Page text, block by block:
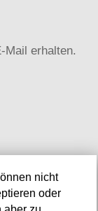
Mail erhalten.
nicht
oder